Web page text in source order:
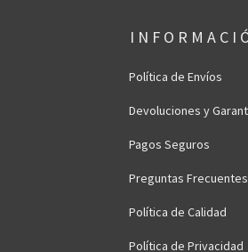
I N F O R M A C I
Política de Envíos
Devoluciones y
Pagos Seguros
Preguntas Frecuentes
Política de Calidad
Política de Privacidad